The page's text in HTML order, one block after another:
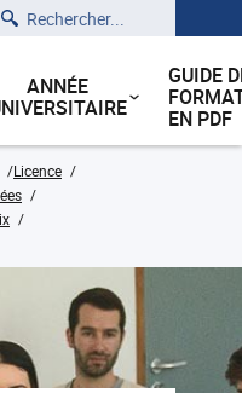
ANNÉE
GUIDE
EN PDF
Licence